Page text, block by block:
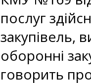
послуг
закупівель,
оборонні
говорить